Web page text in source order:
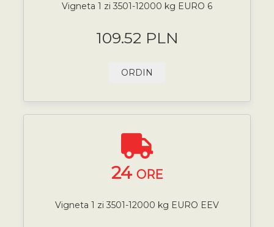
Vigneta 1 zi 3501-12000 kg EURO 6
109.52 PLN
ORDIN
24 ORE
Vigneta 1 zi 3501-12000 kg EURO EEV